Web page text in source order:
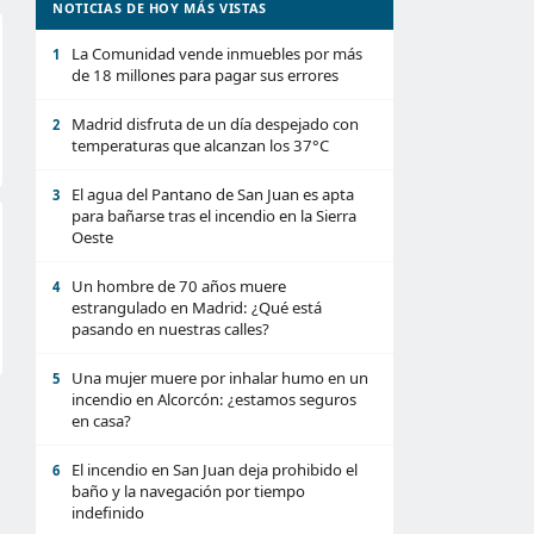
NOTICIAS DE HOY MÁS VISTAS
1
La Comunidad vende inmuebles por más
de 18 millones para pagar sus errores
2
Madrid disfruta de un día despejado con
temperaturas que alcanzan los 37°C
3
El agua del Pantano de San Juan es apta
para bañarse tras el incendio en la Sierra
Oeste
4
Un hombre de 70 años muere
estrangulado en Madrid: ¿Qué está
pasando en nuestras calles?
5
Una mujer muere por inhalar humo en un
incendio en Alcorcón: ¿estamos seguros
en casa?
6
El incendio en San Juan deja prohibido el
baño y la navegación por tiempo
indefinido